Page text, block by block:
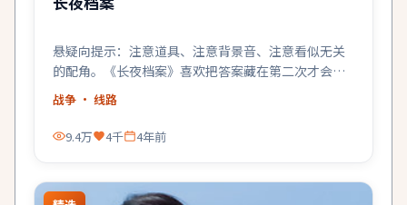
悬疑向提示：注意道具、注意背景音、注意看似无关
的配角。《长夜档案》喜欢把答案藏在第二次才会留
意的地方。
战争 · 线路
9.4万 4千 4年前